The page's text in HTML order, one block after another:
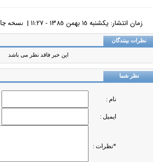
زمان انتشار: يکشنبه ١٥ بهمن ١٣٨٥ - ١١:٢٧ | نسخه چاپي
بینندگان
این خبر فاقد نظر می باشد
نظر شما
نام :
ایمیل :
*نظرات :